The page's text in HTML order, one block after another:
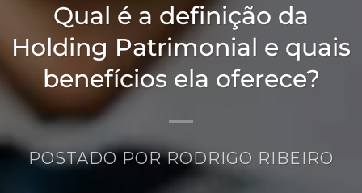
Qual é a definição da
Holding Patrimonial e quais
benefícios ela oferece?
POSTADO PORRODRIGO RIBEIRO